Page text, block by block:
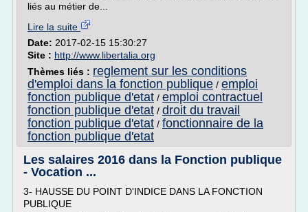
liés au métier de...
Lire la suite
Date: 2017-02-15 15:30:27
Site : http://www.libertalia.org
Thèmes liés : reglement sur les conditions
d'emploi dans la fonction publique / emploi
fonction publique d'etat / emploi contractuel
fonction publique d'etat / droit du travail
fonction publique d'etat / fonctionnaire de la
fonction publique d'etat
Les salaires 2016 dans la Fonction publique
- Vocation ...
3- HAUSSE DU POINT D'INDICE DANS LA FONCTION
PUBLIQUE